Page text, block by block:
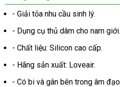
hàng
- Giải tỏa nhu cầu sinh lý.
- Dụng cụ thủ dâm cho nam giới.
- Chất liệu: Silicon cao cấp.
- Hãng sản xuất: Loveair.
- Có bi tham
và gân bên trong âm